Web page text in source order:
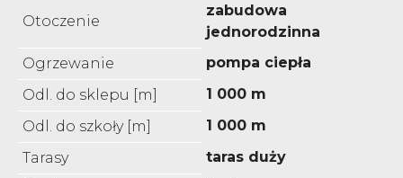
Otoczenie
zabudowa
jednorodzinna
Ogrzewanie
pompa ciepła
Odl. do sklepu [m]
1 000 m
Odl. do szkoły [m]
1 000 m
Tarasy
taras duży